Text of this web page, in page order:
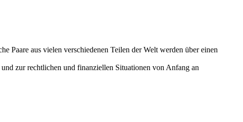
Paare aus vielen verschiedenen Teilen der Welt werden über einen
zur rechtlichen und finanziellen Situationen von Anfang an